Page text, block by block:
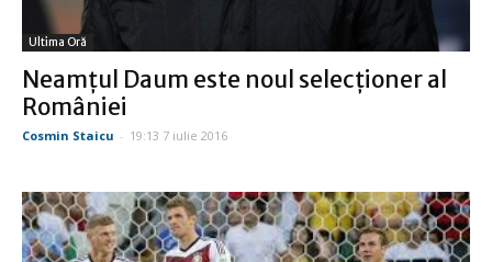
Ultima Oră
Neamţul Daum este noul selecţioner al
României
Cosmin Staicu - 19:13 7 iulie 2016